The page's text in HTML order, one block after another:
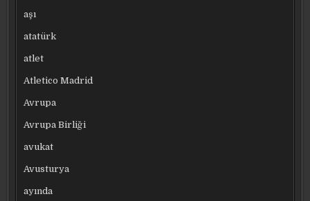
aşı
atatürk
atlet
Atletico Madrid
Avrupa
Avrupa Birliği
avukat
Avusturya
ayında